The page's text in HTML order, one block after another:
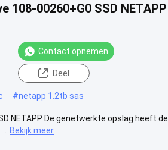
108-00260+G0 SSD NETAPP
Contact opnemen
Deel
#netapp 1.2tb sas
NETAPP De genetwerkte opslag heeft de
Bekijk meer